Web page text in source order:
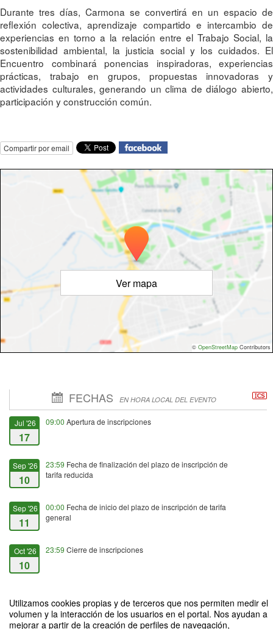
Utilizamos cookies propias y de terceros que nos permiten medir el
volumen y la interacción de los usuarios en el portal. Nos ayudan a
mejorar a partir de la creación de perfiles de navegación,
Durante tres días, Carmona se convertirá en un espacio de
reflexión colectiva, aprendizaje compartido e intercambio de
experiencias en torno a la relación entre el Trabajo Social, la
sostenibilidad ambiental, la justicia social y los cuidados. El
Encuentro combinará ponencias inspiradoras, experiencias
prácticas, trabajo en grupos, propuestas innovadoras y
actividades culturales, generando un clima de diálogo abierto,
participación y construcción común.
Compartir por email
Ver mapa
© OpenStreetMap Contributors
FECHAS EN HORA LOCAL DEL EVENTO
Jul '26
17
09:00 Apertura de inscripciones
Sep '26
10
23:59 Fecha de finalización del plazo de inscripción de
tarifa reducida
Sep '26
11
00:00 Fecha de inicio del plazo de inscripción de tarifa
general
Oct '26
10
23:59 Cierre de inscripciones
21